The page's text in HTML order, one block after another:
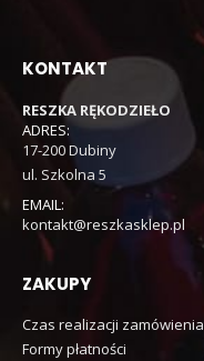
KONTAKT
RESZKA RĘKODZIEŁO
ADRES:
17-200 Dubiny
ul. Szkolna 5
EMAIL:
kontakt@reszkasklep.pl
ZAKUPY
Czas realizacji zamówienia
Formy płatności